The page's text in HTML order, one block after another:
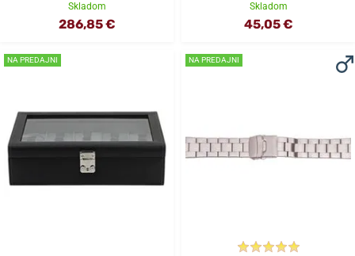
Skladom
286,85 €
Skladom
45,05 €
NA PREDAJNI NA PREDAJNI